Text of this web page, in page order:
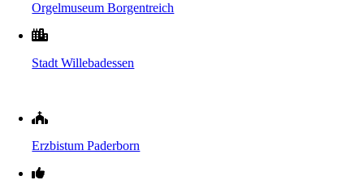
Orgelmuseum Borgentreich
Stadt Willebadessen
Erzbistum Paderborn